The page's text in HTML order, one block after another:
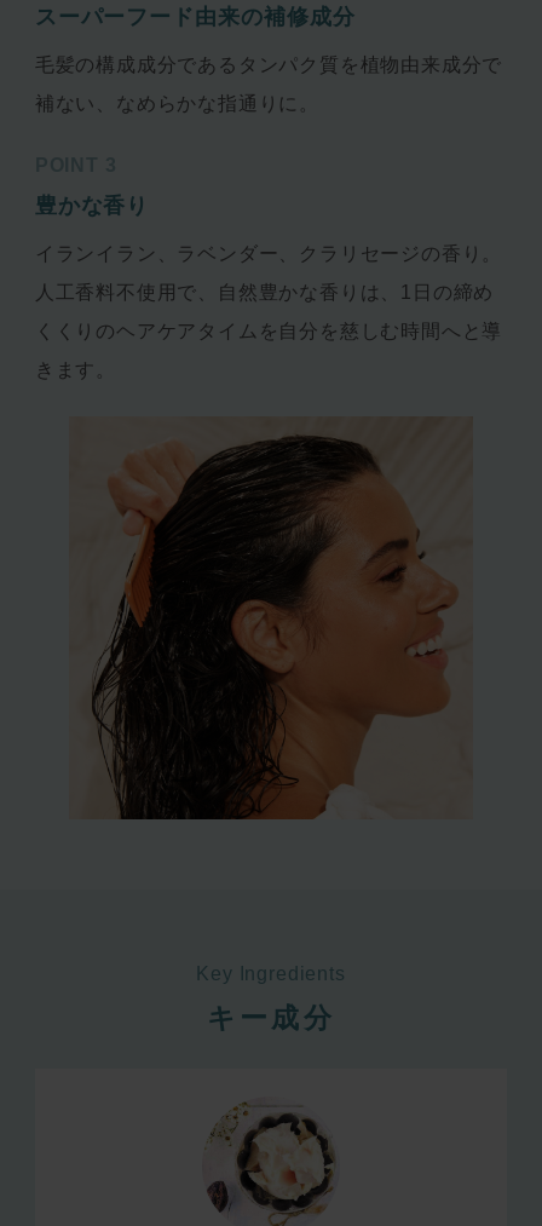
スーパーフード由来の補修成分
毛髪の構成成分であるタンパク質を植物由来成分で
補ない、なめらかな指通りに。
豊かな香り
イランイラン、ラベンダー、クラリセージの香り。
人工香料不使用で、自然豊かな香りは、1日の締め
くくりのヘアケアタイムを自分を慈しむ時間へと導
きます。
Key Ingredients
キー成分